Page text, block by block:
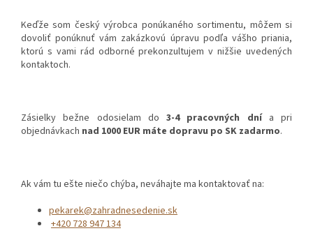
Keďže som český výrobca ponúkaného sortimentu, môžem si
dovoliť ponúknuť vám zakázkovú úpravu podľa vášho priania,
ktorú s vami rád odborné prekonzultujem v nižšie uvedených
kontaktoch.
Zásielky bežne odosielam do 3-4 pracovných dnía pri
objednávkach nad 1000 EUR máte dopravu po SK zadarmo.
Ak vám tu ešte niečo chýba, neváhajte ma kontaktovať na:
pekarek@zahradnesedenie.sk
+420 728 947 134